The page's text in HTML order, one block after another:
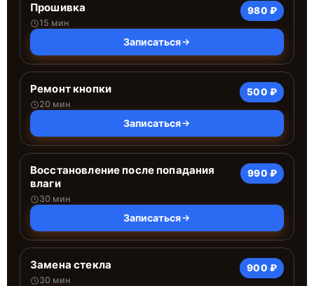
Прошивка
15 мин
980 ₽
Записаться
Ремонт кнопки
20 мин
500 ₽
Записаться
Восстановление после попадания
влаги
30 мин
990 ₽
Записаться
Замена стекла
30 мин
900 ₽